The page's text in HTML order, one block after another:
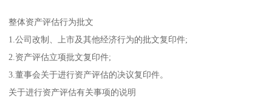
整体资产评估行为批文
1.公司改制、上市及其他经济行为的批文复印件;
2.资产评估立项批文复印件;
3.董事会关于进行资产评估的决议复印件。
关于进行资产评估有关事项的说明